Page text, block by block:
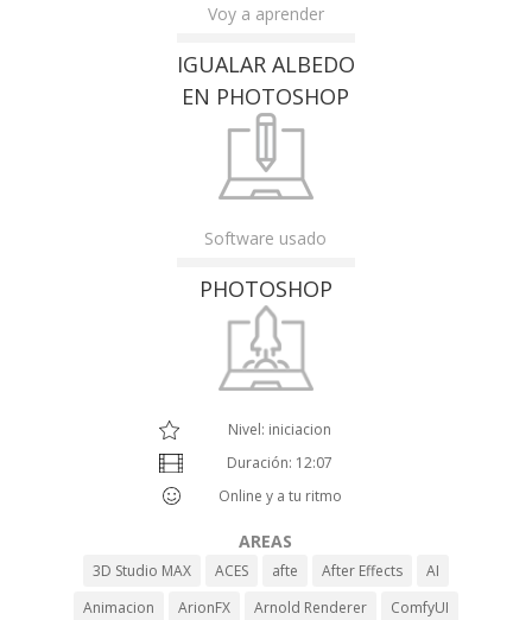
Voy a aprender
IGUALAR ALBEDO
EN PHOTOSHOP
Software usado
PHOTOSHOP
Nivel: iniciacion
Duración: 12:07
Online y a tu ritmo
AREAS
3D Studio MAX ACES afte After Effects
AI
Animacion
ArionFX Arnold Renderer
ComfyUI